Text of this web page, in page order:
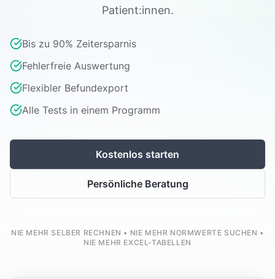
Patient:innen.
Bis zu 90% Zeitersparnis
Fehlerfreie Auswertung
Flexibler Befundexport
Alle Tests in einem Programm
Kostenlos starten
Persönliche Beratung
NIE MEHR SELBER RECHNEN • NIE MEHR NORMWERTE SUCHEN •
NIE MEHR EXCEL-TABELLEN